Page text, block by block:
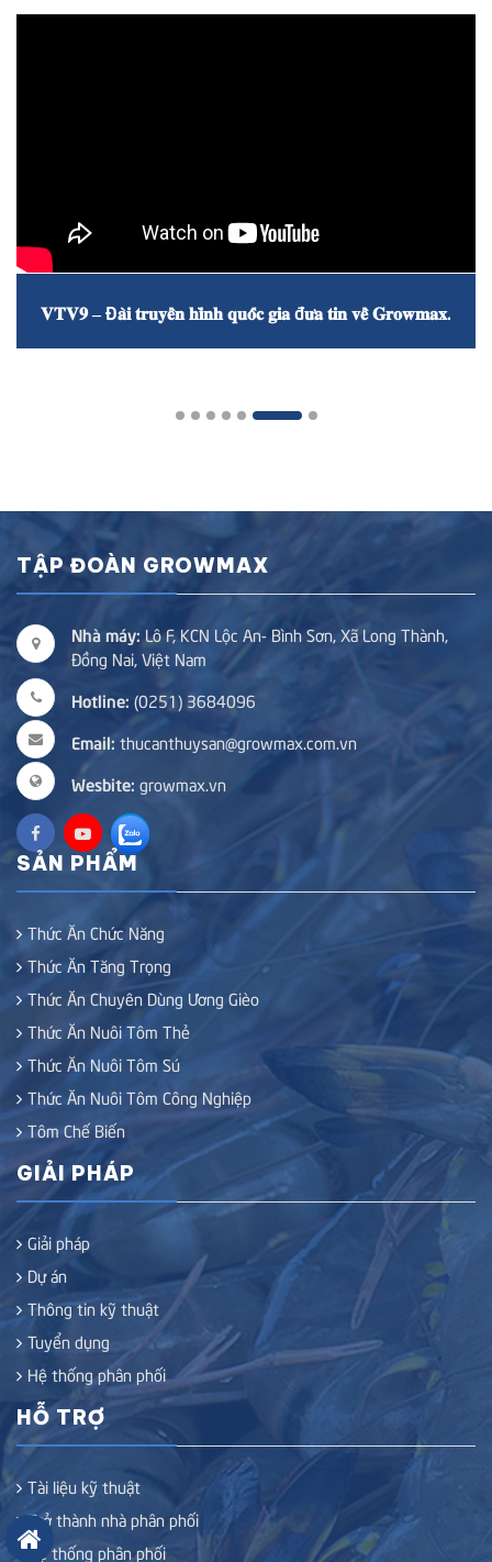
𝐕𝐓𝐕𝟗 – Đ𝐚̀𝐢 𝐭𝐫𝐮𝐲𝐞̂̀𝐧 𝐡𝐢̀𝐧𝐡 𝐪𝐮𝐨̂́𝐜 𝐠𝐢𝐚 đ𝐮̛𝐚 𝐭𝐢𝐧 𝐯𝐞̂̀ 𝐆𝐫𝐨𝐰𝐦𝐚𝐱.
TẬP ĐOÀN GROWMAX
Nhà máy: Lô F, KCN Lộc An- Bình Sơn, Xã Long Thành,
Đồng Nai, Việt Nam
Hotline: (0251) 3684096
Email: thucanthuysan@growmax.com.vn
Wesbite: growmax.vn
SẢN PHẨM
Thức Ăn Chức Năng
Thức Ăn Tăng Trọng
Thức Ăn Chuyên Dùng Ương Gièo
Thức Ăn Nuôi Tôm Thẻ
Thức Ăn Nuôi Tôm Sú
Thức Ăn Nuôi Tôm Công Nghiệp
Tôm Chế Biến
GIẢI PHÁP
Giải pháp
Dự án
Thông tin kỹ thuật
Tuyển dụng
Hệ thống phân phối
HỖ TRỢ
Tài liệu kỹ thuật
Trở thành nhà phân phối
Hệ thống phân phối